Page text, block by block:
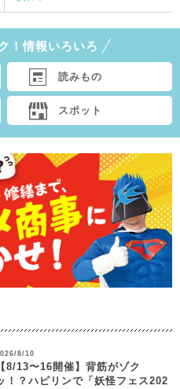
！情報いろいろ
読みもの
スポット
8/10
【8/13〜16開催】背筋がゾク
！？ハピリンで「妖怪フェス202